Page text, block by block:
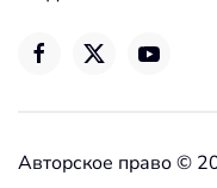
Авторское право ©